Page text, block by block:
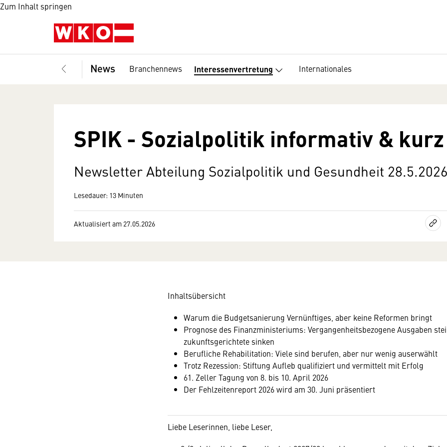
Zum Inhalt springen
News Branchennews Interessenvertretung Internationales
SPIK - Sozialpolitik informativ & kurz
Newsletter Abteilung Sozialpolitik und Gesundheit
Lesedauer: 13 Minuten
Aktualisiert am 27.05.2026
Inhaltsübersicht
Warum die Budgetsanierung Vernünftiges, aber keine Reformen bringt
Prognose des Finanzministeriums: Vergangenheitsbezogene Ausgaben
zukunftsgerichtete sinken
Berufliche Rehabilitation: Viele sind berufen, aber nur wenig auserwählt
Trotz Rezession: Stiftung Aufleb qualifiziert und vermittelt mit Erfolg
61. Zeller Tagung von 8. bis 10. April 2026
Der Fehlzeitenreport 2026 wird am 30. Juni präsentiert
Liebe Leserinnen, liebe Leser,